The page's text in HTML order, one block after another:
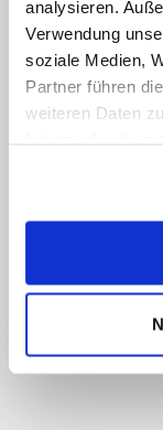
analysieren.
Verwendung
soziale Medien,
Partner führen
weiteren Daten